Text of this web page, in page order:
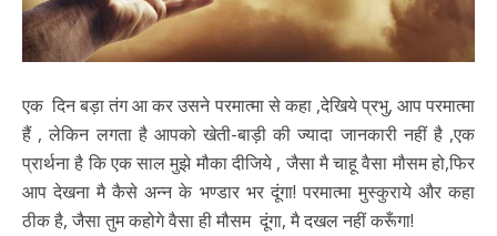
एक दिन बड़ा तंग आ कर उसने परमात्मा से कहा ,देखिये प्रभु, आप परमात्मा
हैं , लेकिन लगता है आपको खेती-बाड़ी की ज्यादा जानकारी नहीं है ,एक
प्रार्थना है कि एक साल मुझे मौका दीजिये , जैसा मै चाहू वैसा मौसम हो,फिर
आप देखना मै कैसे अन्न के भण्डार भर दूंगा! परमात्मा मुस्कुराये और कहा
ठीक है, जैसा तुम कहोगे वैसा ही मौसम दूंगा, मै दखल नहीं करूँगा!